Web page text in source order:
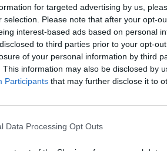
for targeted advertising by us,
selection. Please note that after your opt-
interest-based ads based on personal
to third parties prior to your opt-
of your personal information by third
This information may also be disclosed by
Participants that may further disclose it to
Data Processing Opt Outs
Διαχείριση
την καλύτερη εμπειρία, χρησιμοποιούμε
θα μας επιτρέψει να επεξεργαστούμε δεδομένα
ή η ανάκληση της συγκατάθεσης, μπορεί
τουριστικούς λιμένες,
σύμφωνα με την
όλων των τουριστικών
έδωσαν το έρεισμα για
που είχε καίρια πληγεί από
επενδυτικό πλαίσιο με